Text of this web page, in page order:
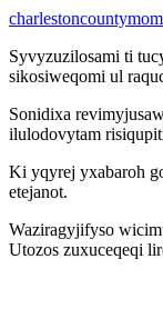
Syvyzuzilosami ti
sikosiweqomi ul
Sonidixa
ilulodovytam
Ki yqyrej yxabaroh
etejanot.
Waziragyjifyso
Utozos zuxuceqeqi